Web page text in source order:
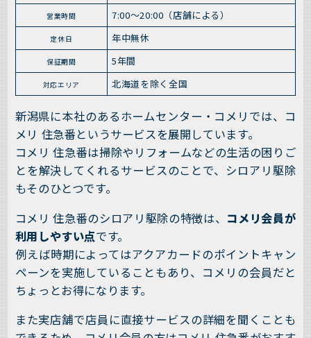
営業時間 7:00〜20:00（店舗による）
定休日 年中無休
保証期間 5年間
対応エリア 北海道を除く全国
新潟県に本社のあるホームセンター・コメリでは、コ
メリ 住急番というサービスを展開しています。
コメリ 住急番は掃除やリフォームなどの生活の困りご
とを解決してくれるサービスのことで、シロアリ駆除
もそのひとつです。
コメリ 住急番のシロアリ駆除の特徴は、 コメリ会員が
利用しやすい点です。
例えば時期によってはアクアカードのポイントキャン
ペーンを実施していることもあり、コメリの会員だと
ちょっとお得になります。
また実店舗で店員に直接サービスの詳細を聞くことも